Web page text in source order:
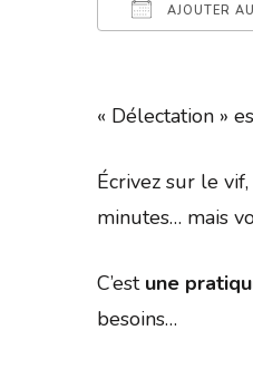
AJOUTER
« Délectation »
Écrivez sur le
minutes… mais
C’est une
besoins…